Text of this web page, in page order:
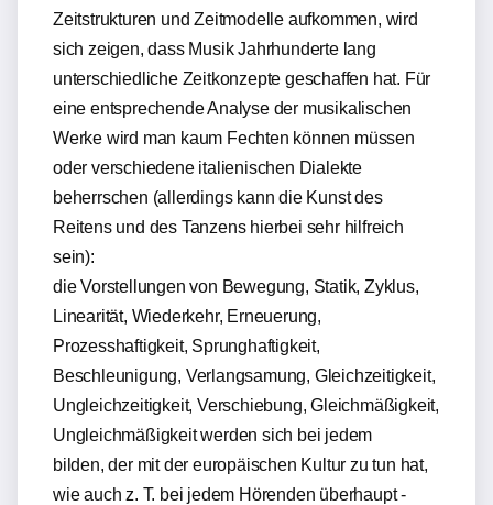
Zeitstrukturen und Zeitmodelle aufkommen, wird
sich zeigen, dass Musik Jahrhunderte lang
unterschiedliche Zeitkonzepte geschaffen hat. Für
eine entsprechende Analyse der musikalischen
Werke wird man kaum Fechten können müssen
oder verschiedene italienischen Dialekte
beherrschen (allerdings kann die Kunst des
Reitens und des Tanzens hierbei sehr hilfreich
sein):
die Vorstellungen von Bewegung, Statik, Zyklus,
Linearität, Wiederkehr, Erneuerung,
Prozesshaftigkeit, Sprunghaftigkeit,
Beschleunigung, Verlangsamung, Gleichzeitigkeit,
Ungleichzeitigkeit, Verschiebung, Gleichmäßigkeit,
Ungleichmäßigkeit werden sich bei jedem
bilden, der mit der europäischen Kultur zu tun hat,
wie auch z. T. bei jedem Hörenden überhaupt -